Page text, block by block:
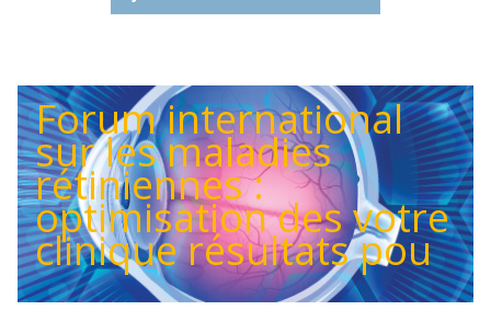
Forum international
sur les maladies
rétiniennes :
optimisation des votre
clinique résultats pou